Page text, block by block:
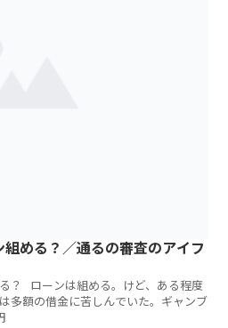
める？／通るの審査のアイフ
？ ローンは組める。けど、ある程度
多額の借金に苦しんでいた。ギャンブ